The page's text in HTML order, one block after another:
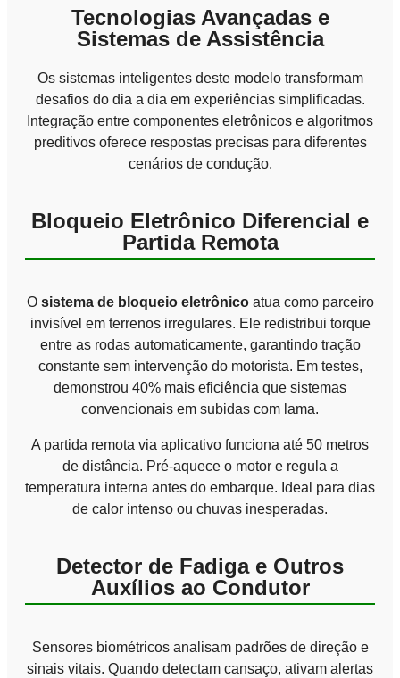
Tecnologias Avançadas e
Sistemas de Assistência
Os sistemas inteligentes deste modelo transformam
desafios do dia a dia em experiências simplificadas.
Integração entre componentes eletrônicos e algoritmos
preditivos oferece respostas precisas para diferentes
cenários de condução.
Bloqueio Eletrônico Diferencial e
Partida Remota
O sistema de bloqueio eletrônicoatua como parceiro
invisível em terrenos irregulares. Ele redistribui torque
entre as rodas automaticamente, garantindo tração
constante sem intervenção do motorista. Em testes,
demonstrou 40% mais eficiência que sistemas
convencionais em subidas com lama.
A partida remota via aplicativo funciona até 50 metros
de distância. Pré-aquece o motor e regula a
temperatura interna antes do embarque. Ideal para dias
de calor intenso ou chuvas inesperadas.
Detector de Fadiga e Outros
Auxílios ao Condutor
Sensores biométricos analisam padrões de direção e
sinais vitais. Quando detectam cansaço, ativam alertas